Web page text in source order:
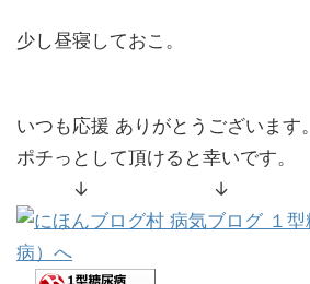
少し昼寝しておこ。
いつも応援 ありがとうございます。
ポチっとして頂けると幸いです。
↓ ↓